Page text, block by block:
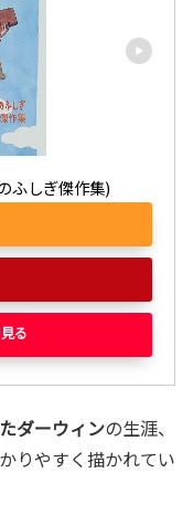
ふしぎ傑作集)
る
ダーウィンの生涯、
りやすく描かれてい